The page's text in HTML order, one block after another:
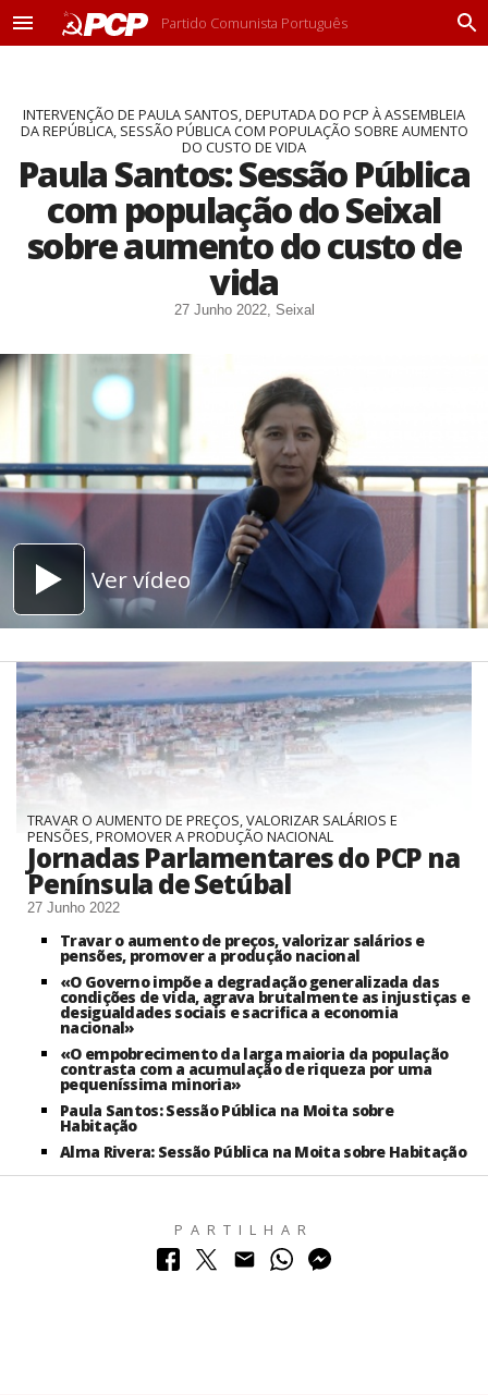
M
u
Partido Comunista Português
P
u
r
a
r
INTERVENÇÃO DE PAULA SANTOS, DEPUTADA DO PCP À ASSEMBLEIA
DA REPÚBLICA, SESSÃO PÚBLICA COM POPULAÇÃO SOBRE AUMENTO
DO CUSTO DE VIDA
Paula Santos: Sessão Pública
com população do Seixal
sobre aumento do custo de
vida
27 Junho 2022, Seixal
Ver vídeo
TRAVAR O AUMENTO DE PREÇOS, VALORIZAR SALÁRIOS E
PENSÕES, PROMOVER A PRODUÇÃO NACIONAL
Jornadas Parlamentares do PCP na
Península de Setúbal
27 Junho 2022
Travar o aumento de preços, valorizar salários e
pensões, promover a produção nacional
«O Governo impõe a degradação generalizada das
condições de vida, agrava brutalmente as injustiças e
desigualdades sociais e sacrifica a economia
nacional»
«O empobrecimento da larga maioria da população
contrasta com a acumulação de riqueza por uma
pequeníssima minoria»
Paula Santos: Sessão Pública na Moita sobre
Habitação
Alma Rivera: Sessão Pública na Moita sobre Habitação
PARTILHAR